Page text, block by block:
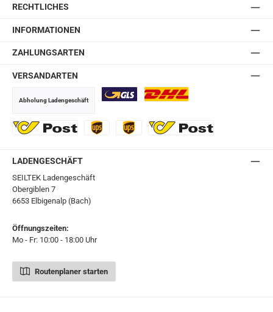
RECHTLICHES
INFORMATIONEN
ZAHLUNGSARTEN
VERSANDARTEN
Abholung Ladengeschäft
LADENGESCHÄFT
SEILTEK Ladengeschäft
Obergiblen 7
6653 Elbigenalp (Bach)
Öffnungszeiten:
Mo - Fr: 10:00 - 18:00 Uhr
Routenplaner starten